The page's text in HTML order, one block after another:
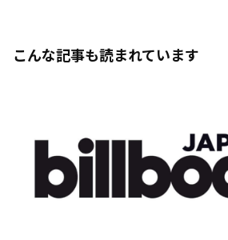
こんな記事も読まれています